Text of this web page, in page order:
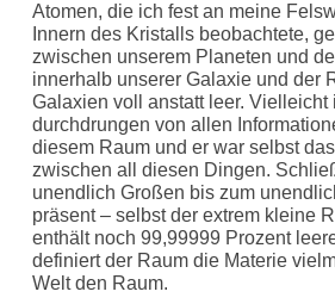
Atomen, die ich fest an meine
Innern des Kristalls beobachtete,
zwischen unserem Planeten und
innerhalb unserer Galaxie und der
Galaxien voll anstatt leer. Vielleicht
durchdrungen von allen
diesem Raum und er war selbst
zwischen all diesen Dingen.
unendlich Großen bis zum
präsent – selbst der extrem kleine
enthält noch 99,99999 Prozent
definiert der Raum die Materie
Welt den Raum.